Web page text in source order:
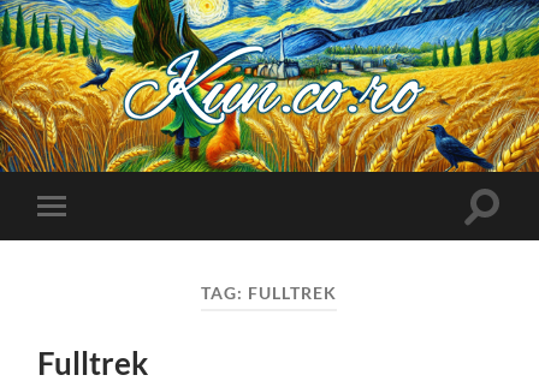
Kuncoro++
Toggle
mobile
Toggle
TAG: FULLTREK
Fulltrek